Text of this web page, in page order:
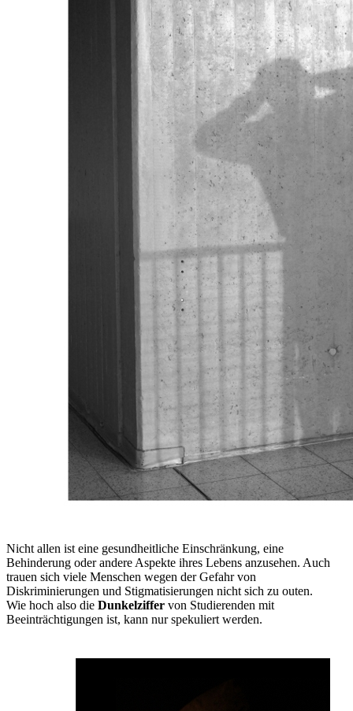
Nicht allen ist eine gesundheitliche Einschränkung, eine
Behinderung oder andere Aspekte ihres Lebens anzusehen. Auch
trauen sich viele Menschen wegen der Gefahr von
Diskriminierungen und Stigmatisierungen nicht sich zu outen.
Wie hoch also die Dunkelziffer von Studierenden mit
Beeinträchtigungen ist, kann nur spekuliert werden.